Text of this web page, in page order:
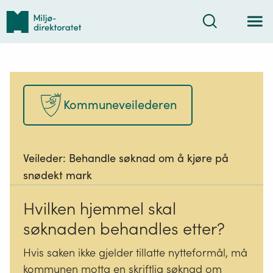
Tilbake
forsiden
Søk
Kommuneveilederen
Veileder: Behandle søknad om å kjøre på
snødekt mark
Hvilken hjemmel skal
søknaden behandles etter?
Hvis saken ikke gjelder tillatte nytteformål, må
kommunen motta en skriftlig søknad om